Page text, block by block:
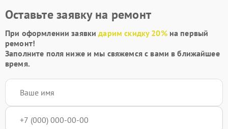
Оставьте заявку на ремонт
При оформлении заявкидарим скидку 20%на первый
ремонт!
Заполните поля ниже и мы свяжемся с вами в ближайшее
время.